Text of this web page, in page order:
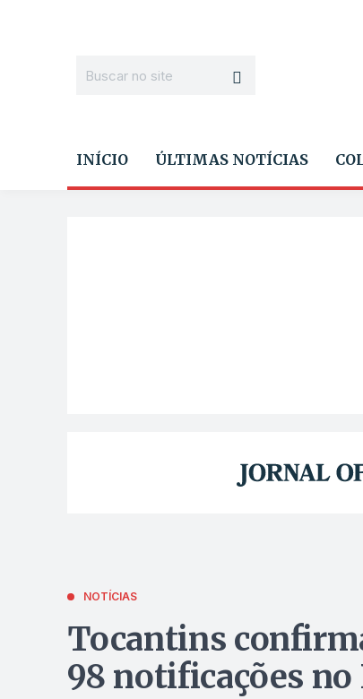
INÍCIO ÚLTIMAS NOTÍCIAS
NOTÍCIAS
Tocantins
98 notificações no